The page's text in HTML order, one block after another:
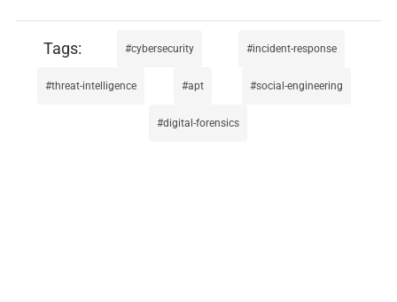
cybersecurity incident-response
threat-intelligence apt social-engineering
digital-forensics